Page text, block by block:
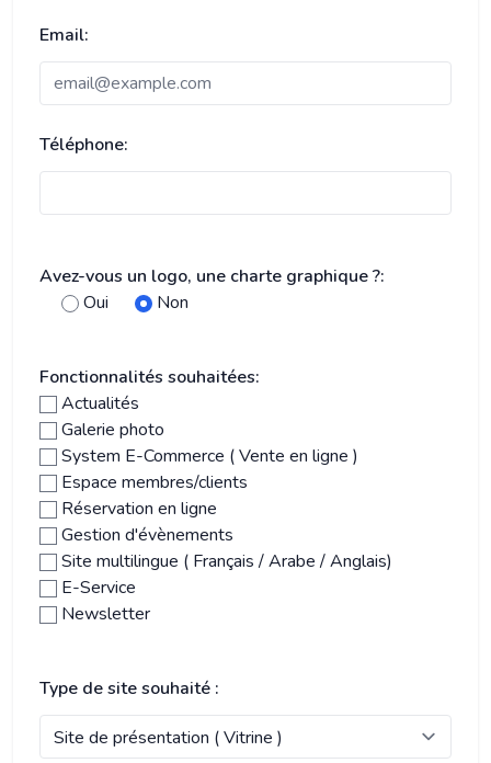
Email:
Téléphone:
Avez-vous un logo, une charte graphique ?:
Oui
Non
Fonctionnalités souhaitées:
Actualités
Galerie photo
System E-Commerce ( Vente en ligne )
Espace membres/clients
Réservation en ligne
Gestion d'évènements
Site multilingue ( Français / Arabe / Anglais)
E-Service
Newsletter
Type de site souhaité :